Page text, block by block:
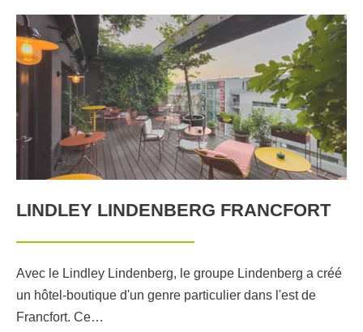
LINDLEY LINDENBERG FRANCFORT
Avec le Lindley Lindenberg, le groupe Lindenberg a créé
un hôtel-boutique d'un genre particulier dans l'est de
Francfort. Ce…